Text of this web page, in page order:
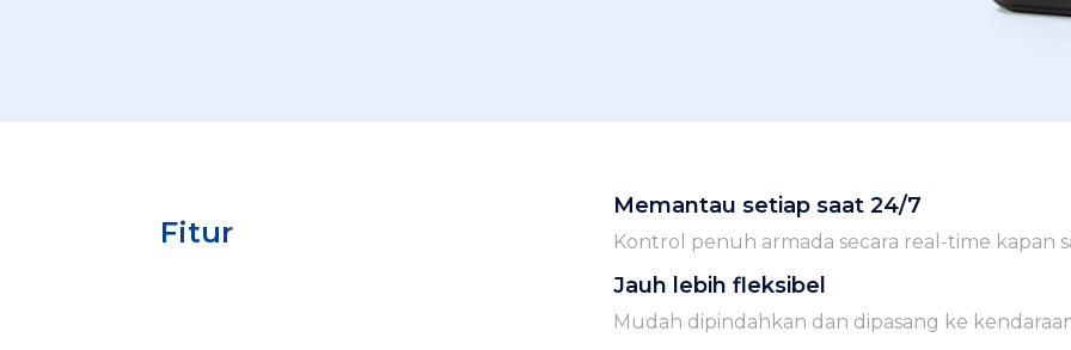
Fitur
Memantau setiap saat 24/7
Kontrol penuh armada secara real-time kapan
Jauh lebih fleksibel
Mudah dipindahkan dan dipasang ke